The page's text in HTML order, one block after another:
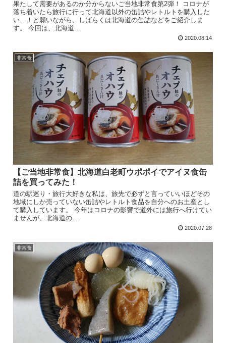
果たして需要があるのか分からないご当地非常食第2弾！ コロナが
落ち着いたら旅行に行って北海道以外の缶詰やレトルトを購入した
い…！と願いながら、しばらくは北海道の缶詰などをご紹介しま
す。 今回は、北海道...
2020.08.14
非常食
【ご当地非常食】北海道白老町ウポポイでアイヌ食缶
詰を買ってみた！
道の駅巡り・旅行大好きな私は、旅先で必ずと言っていいほどその
地域にしか売っていない缶詰やレトルト食品を自分へのお土産とし
て購入しています。 今年はコロナの影響で道外には旅行へ行けてい
ませんが、北海道の...
2020.07.28
非常食